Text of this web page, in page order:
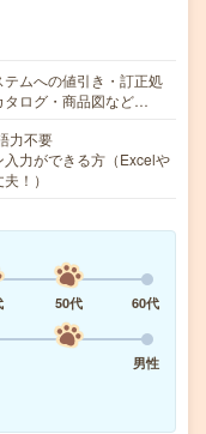
ムへの値引き・訂正処
タログ・商品図など…
力不要
力ができる方（Excelや
！）
50代
60代
男性